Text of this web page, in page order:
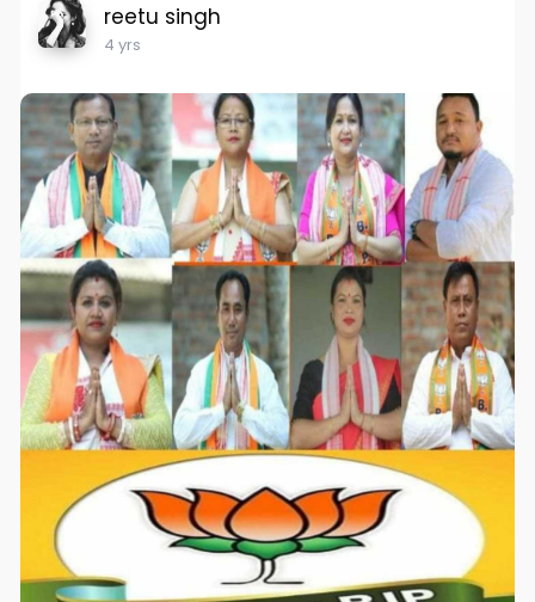
reetu singh
4 yrs